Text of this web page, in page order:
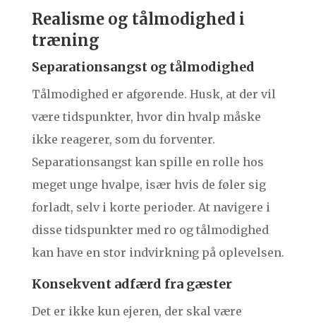
Realisme og tålmodighed i
træning
Separationsangst og tålmodighed
Tålmodighed er afgørende. Husk, at der vil
være tidspunkter, hvor din hvalp måske
ikke reagerer, som du forventer.
Separationsangst kan spille en rolle hos
meget unge hvalpe, især hvis de føler sig
forladt, selv i korte perioder. At navigere i
disse tidspunkter med ro og tålmodighed
kan have en stor indvirkning på oplevelsen.
Konsekvent adfærd fra gæster
Det er ikke kun ejeren, der skal være